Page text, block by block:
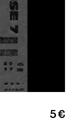
5 €